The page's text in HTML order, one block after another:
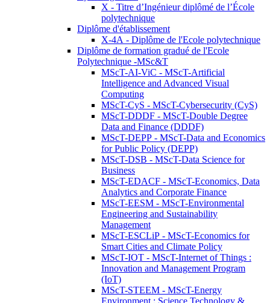
X - Titre d’Ingénieur diplômé de l’École
polytechnique
Diplôme d'établissement
X-4A - Diplôme de l'Ecole polytechnique
Diplôme de formation gradué de l'Ecole
Polytechnique -MSc&T
MScT-AI-ViC - MScT-Artificial
Intelligence and Advanced Visual
Computing
MScT-CyS - MScT-Cybersecurity (CyS)
MScT-DDDF - MScT-Double Degree
Data and Finance (DDDF)
MScT-DEPP - MScT-Data and Economics
for Public Policy (DEPP)
MScT-DSB - MScT-Data Science for
Business
MScT-EDACF - MScT-Economics, Data
Analytics and Corporate Finance
MScT-EESM - MScT-Environmental
Engineering and Sustainability
Management
MScT-ESCLiP - MScT-Economics for
Smart Cities and Climate Policy
MScT-IOT - MScT-Internet of Things :
Innovation and Management Program
(IoT)
MScT-STEEM - MScT-Energy
Environment : Science Technology &